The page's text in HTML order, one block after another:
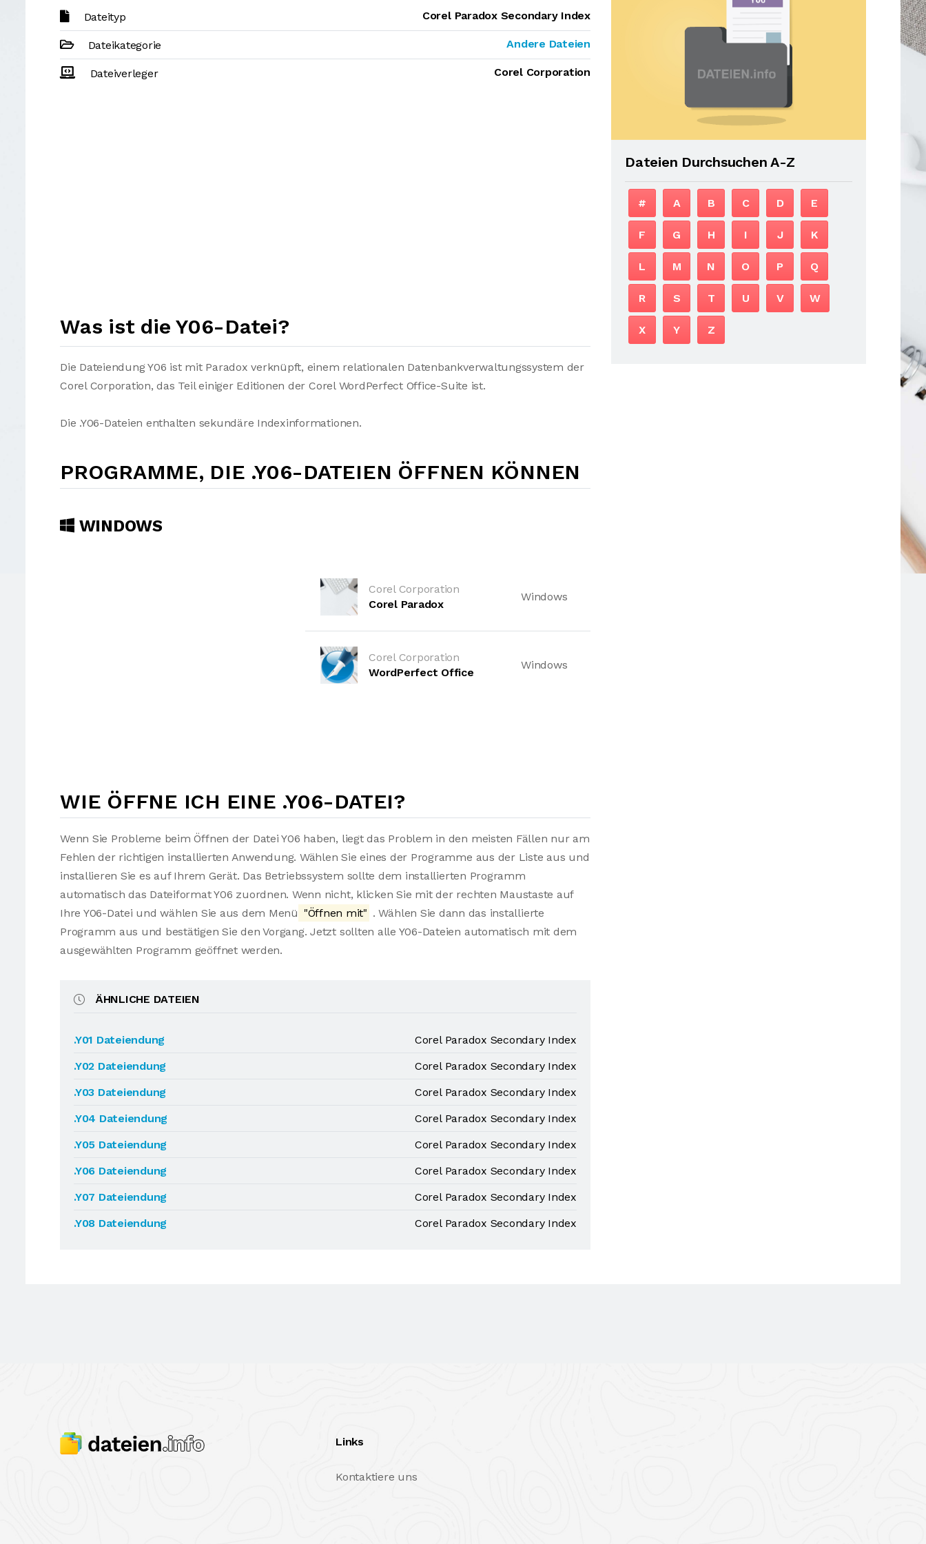
Dateityp Corel Paradox Secondary Index
Dateikategorie Andere Dateien
Dateiverleger Corel Corporation
Was ist die Y06-Datei?
Die Dateiendung Y06 ist mit Paradox verknüpft, einem relationalen Datenbankverwaltungssystem der
Corel Corporation, das Teil einiger Editionen der Corel WordPerfect Office-Suite ist.
Die .Y06-Dateien enthalten sekundäre Indexinformationen.
PROGRAMME, DIE .Y06-DATEIEN ÖFFNEN KÖNNEN
WINDOWS
Corel Corporation
Corel Paradox
Windows
Corel Corporation
WordPerfect Office
Windows
WIE ÖFFNE ICH EINE .Y06-DATEI?
Wenn Sie Probleme beim Öffnen der Datei Y06 haben, liegt das Problem in den meisten Fällen nur am
Fehlen der richtigen installierten Anwendung. Wählen Sie eines der Programme aus der Liste aus und
installieren Sie es auf Ihrem Gerät. Das Betriebssystem sollte dem installierten Programm
automatisch das Dateiformat Y06 zuordnen. Wenn nicht, klicken Sie mit der rechten Maustaste auf
Ihre Y06-Datei und wählen Sie aus dem Menü "Öffnen mit" . Wählen Sie dann das installierte
Programm aus und bestätigen Sie den Vorgang. Jetzt sollten alle Y06-Dateien automatisch mit dem
ausgewählten Programm geöffnet werden.
ÄHNLICHE DATEIEN
.Y01 Dateiendung
Corel Paradox Secondary Index
.Y02 Dateiendung
Corel Paradox Secondary Index
.Y03 Dateiendung
Corel Paradox Secondary Index
.Y04 Dateiendung
Corel Paradox Secondary Index
.Y05 Dateiendung
Corel Paradox Secondary Index
.Y06 Dateiendung
Corel Paradox Secondary Index
.Y07 Dateiendung
Corel Paradox Secondary Index
.Y08 Dateiendung
Corel Paradox Secondary Index
Dateien Durchsuchen A-Z
# A B C D E
F G H I J K
L M N O P Q
R S T U V W
X Y Z
Links
Kontaktiere uns